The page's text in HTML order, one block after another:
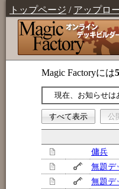
トップページ / アップロ
Magic Factoryには
現在、お知らせは
すべて表示 公
傭兵
無題デ
無題デ